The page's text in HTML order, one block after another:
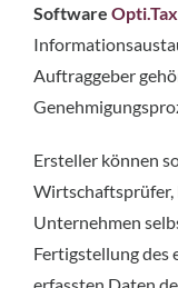
Software Opti.Tax
Auftraggeber
Ersteller können
Wirtschaftsprüfer,
Unternehmen
Fertigstellung des